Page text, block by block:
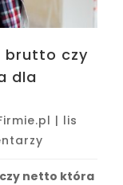
brutto czy
dla
| lis
netto która